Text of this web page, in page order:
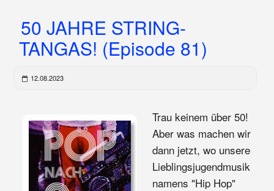
50 JAHRE STRING-
TANGAS! (Episode 81)
12.08.2023
Trau keinem über 50!
Aber was machen wir
dann jetzt, wo unsere
Lieblingsjugendmusik
namens "Hip Hop"